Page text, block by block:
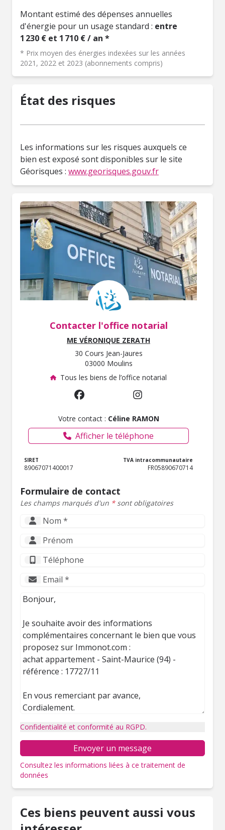
Montant estimé des dépenses annuelles
d'énergie pour un usage standard : entre
1 230 € et 1 710 € / an *
* Prix moyen des énergies indexées sur les années
2021, 2022 et 2023 (abonnements compris)
État des risques
Les informations sur les risques auxquels ce
bien est exposé sont disponibles sur le site
Géorisques : www.georisques.gouv.fr
Contacter l'office notarial
ME VÉRONIQUE ZERATH
30 Cours Jean-Jaures
03000 Moulins
Tous les biens de l’office notarial
Votre contact : Céline RAMON
Afficher le téléphone
SIRET
89067071400017
TVA intracommunautaire
FR05890670714
Formulaire de contact
Les champs marqués d'un *sont obligatoires
Confidentialité et conformité au RGPD.
Envoyer un message
Consultez les informations liées à ce traitement de
données
Ces biens peuvent aussi vous